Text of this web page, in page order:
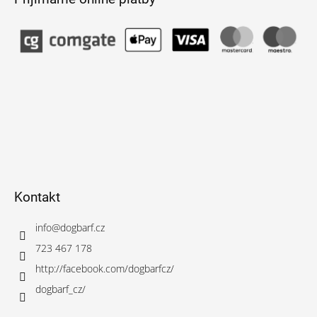
Kontakt
info@dogbarf.cz
723 467 178
http://facebook.com/dogbarfcz/
dogbarf_cz/